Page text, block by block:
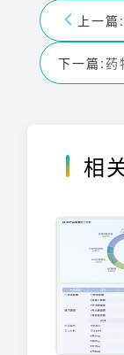
上一篇:
下一篇:
相